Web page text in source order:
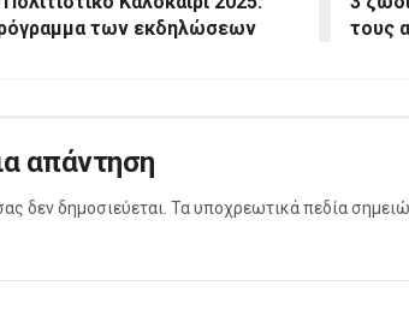
των εκδηλώσεων
τους
απάντηση
δεν δημοσιεύεται. Τα υποχρεωτικά πεδία